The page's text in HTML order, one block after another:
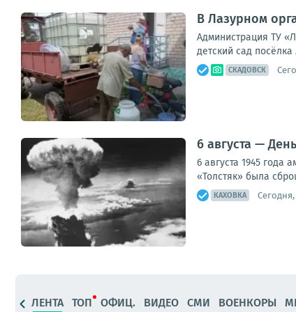
В Лазурном
Администрация ТУ
детский сад
СКАДОВСК
6 августа —
6 августа 1945
«Толстяк» была
КАХОВКА Сегодня,
ЛЕНТА ТОП ОФИЦ. ВИДЕО СМИ ВОЕНКОРЫ